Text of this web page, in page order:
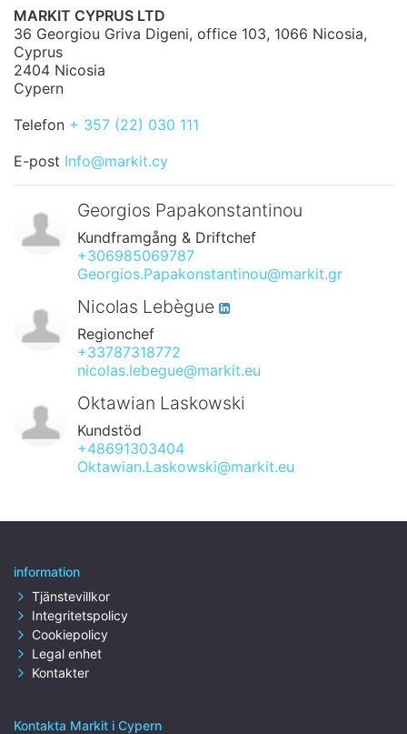
MARKIT CYPRUS LTD
36 Georgiou Griva Digeni, office 103, 1066 Nicosia,
Cyprus
2404 Nicosia
Cypern
Telefon + 357 (22) 030 111
E-post Info@markit.cy
Georgios Papakonstantinou
Kundframgång & Driftchef
+306985069787
Georgios.Papakonstantinou@markit.gr
Nicolas Lebègue
Regionchef
+33787318772
nicolas.lebegue@markit.eu
Oktawian Laskowski
Kundstöd
+48691303404
Oktawian.Laskowski@markit.eu
information
Tjänstevillkor
Integritetspolicy
Cookiepolicy
Legal enhet
Kontakter
Kontakta Markit i Cypern